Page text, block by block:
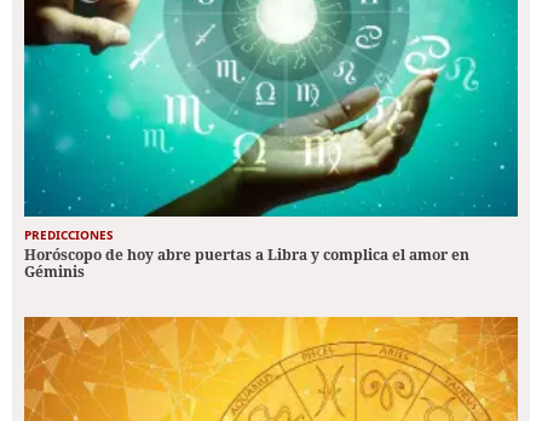
PREDICCIONES
Horóscopo de hoy abre puertas a Libra y complica el amor en
Géminis